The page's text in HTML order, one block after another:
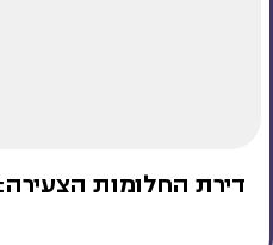
דירת החלומות